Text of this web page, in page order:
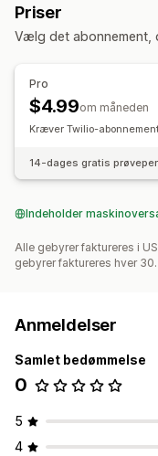
Administration af
Priser
Vælg det abonnement,
Pro
$4.99om måneden
Kræver Twilio-
14-dages gratis
Indeholder
Alle gebyrer faktureres i
gebyrer faktureres hver
Anmeldelser
Samlet bedømmelse
0
5
4